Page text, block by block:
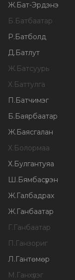
Ж.Бат-Эрдэнэ
Б.Батбаатар
Р.Батболд
Д.Батлут
Ж.Батсуурь
Х.Баттулга
П.Батчимэг
Б.Баярбаатар
Ж.Баясгалан
Х.Болормаа
Х.Булгантуяа
Ш.Бямбасүрэн
Ж.Галбадрах
Ж.Ганбаатар
Г.Ганбаатар
П.Ганзориг
Л.Гантөмөр
М.Ганхүлэг